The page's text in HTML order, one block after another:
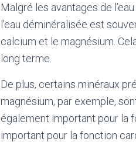
Malgré les avantages de
l’eau déminéralisée est
calcium et le magnésium.
long terme.
De plus, certains minéraux
magnésium, par exemple,
également important pour la
important pour la fonction